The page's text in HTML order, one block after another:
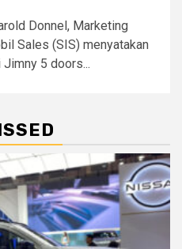
Donnel, Marketing
Sales (SIS) menyatakan
5 doors...